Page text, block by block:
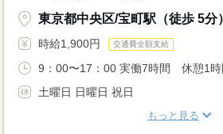
東京都中央区/宝町駅（徒歩 5分）
時給1,900円 交通費全額支給
9：00〜17：00 実働7時間 休憩1時
土曜日 日曜日 祝日
もっと見る